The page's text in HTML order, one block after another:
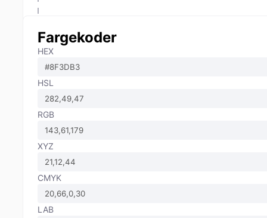
Fargekoder
HEX
HSL
RGB
XYZ
CMYK
LAB